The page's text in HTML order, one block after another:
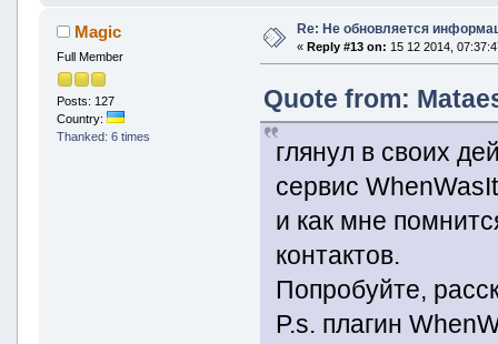
Magic
Full Member
Posts: 127
Country:
Thanked: 6 times
Re: Не обновляется
« Reply #13 on: 15 12 2014,
Quote from:
глянул в своих
сервис
и как мне
контактов.
Попробуйте,
P.s. плагин